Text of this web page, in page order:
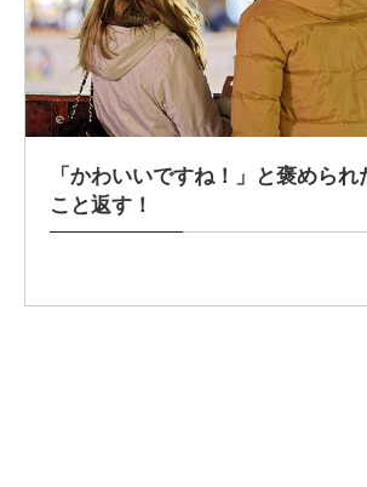
「かわいいですね！」と褒めら
こと返す！